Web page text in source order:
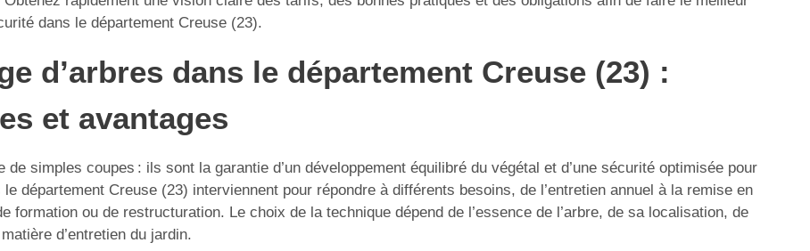
dans le département Creuse (23).
d’arbres dans le département Creuse (23) :
et avantages
de simples coupes : ils sont la garantie d’un développement équilibré du végétal et d’une sécurité optimisée pour
département Creuse (23) interviennent pour répondre à différents besoins, de l’entretien annuel à la remise en
ou de restructuration. Le choix de la technique dépend de l’essence de l’arbre, de sa localisation, de
d’entretien du jardin.